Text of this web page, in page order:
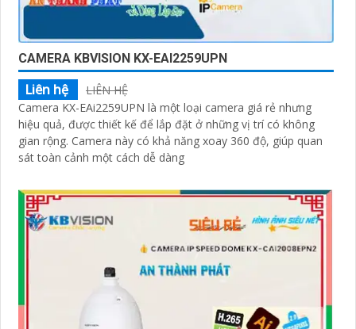
CAMERA KBVISION KX-EAI2259UPN
Liên hệ
LIÊN HỆ
Camera KX-EAi2259UPN là một loại camera giá rẻ nhưng
hiệu quả, được thiết kế để lắp đặt ở những vị trí có không
gian rộng. Camera này có khả năng xoay 360 độ, giúp quan
sát toàn cảnh một cách dễ dàng